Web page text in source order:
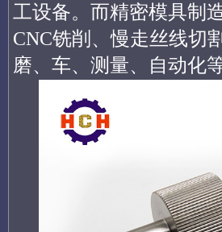
工设备。而精密模具制
CNC铣削、慢走丝线切
磨、车、测量、自动化等